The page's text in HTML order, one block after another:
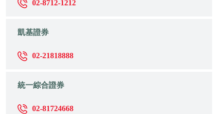
02-8712-1212
凱基證券
02-21818888
統一綜合證券
02-81724668